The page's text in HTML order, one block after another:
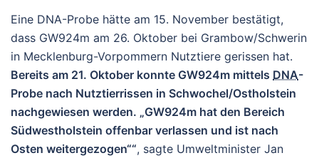
Eine DNA-Probe hätte am 15. November bestätigt,
dass GW924m am 26. Oktober bei Grambow/Schwerin
in Mecklenburg-Vorpommern Nutztiere gerissen hat.
Bereits am 21. Oktober konnte GW924m mittels DNA-
Probe nach Nutztierrissen in Schwochel/Ostholstein
nachgewiesen werden.
GW924m hat den Bereich
Südwestholstein offenbar verlassen und ist nach
Osten weitergezogen“ , sagte Umweltminister Jan